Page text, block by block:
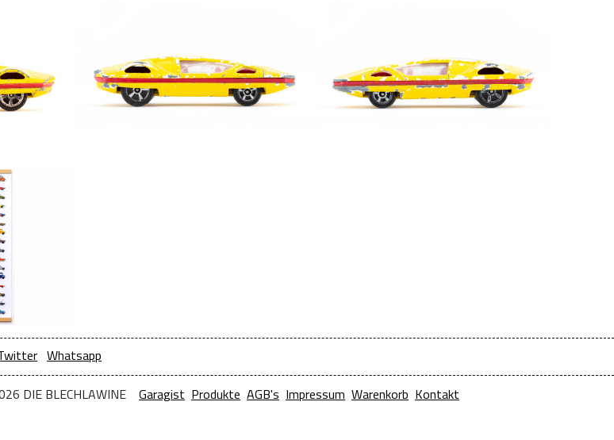
Whatsapp
DIE BLECHLAWINE Garagist Produkte AGB's Impressum Warenkorb Kontakt